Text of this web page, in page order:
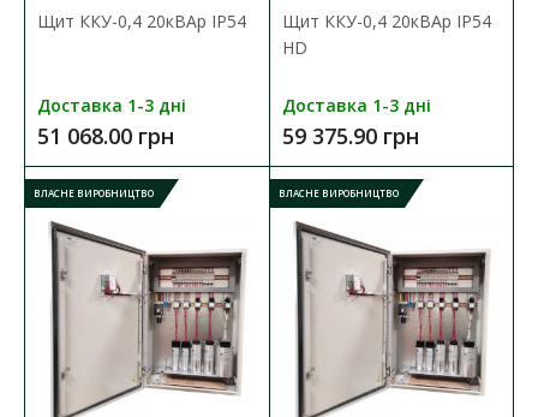
Щиток ЯРП-0,25 кВА 220/12 В IP54
Наявність: В наявності
Щитки ЯТП з понижуючими трансформаторами
перетворюють напругу змінного струму 220В частотою 50Г..
4 117.30 грн
ДО КОШИКА
В порівняння
Щит ККУ-0,4 20кВАр ІР54
Доставка 1-3 дні
51 068.00 грн
Щит ККУ-0,4 20кВАр ІР54
HD
Доставка 1-3 дні
59 375.90 грн
ВЛАСНЕ ВИРОБНИЦТВО ВЛАСНЕ ВИРОБНИЦТВО